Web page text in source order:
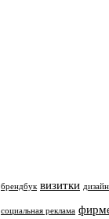
брендбук визитки
социальная реклама